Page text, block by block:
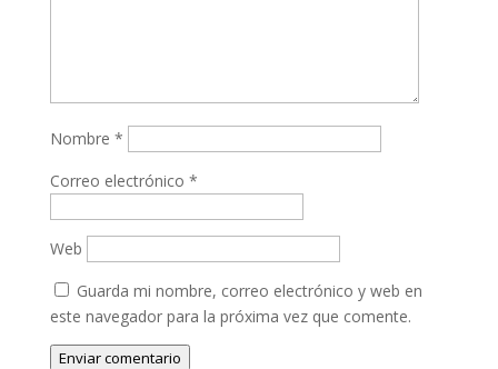
Nombre *
Correo electrónico *
Web
Guarda mi nombre, correo electrónico y web en
este navegador para la próxima vez que comente.
Enviar comentario